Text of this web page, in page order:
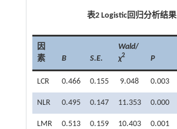
表2 Logistic回归分析结果
因
素
B S.E.
Wald/
χ2 P
LCR 0.466 0.155 9.048 0.003
NLR 0.495 0.147 11.353 0.000
LMR 0.513 0.159 10.403 0.001